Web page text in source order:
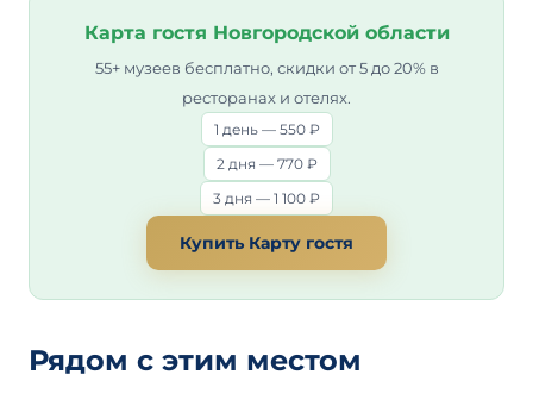
Карта гостя Новгородской области
55+ музеев бесплатно, скидки от 5 до 20% в
ресторанах и отелях.
1 день — 550 ₽
2 дня — 770 ₽
3 дня — 1 100 ₽
Купить Карту гостя
Рядом с этим местом